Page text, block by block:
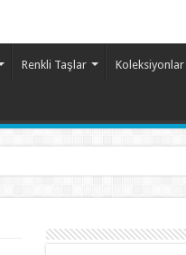
Renkli Taşlar Koleksiyonlar